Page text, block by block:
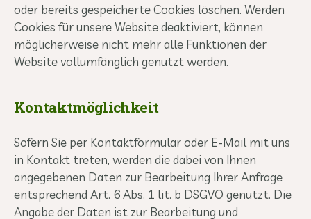
oder bereits gespeicherte Cookies löschen. Werden
Cookies für unsere Website deaktiviert, können
möglicherweise nicht mehr alle Funktionen der
Website vollumfänglich genutzt werden.
Kontaktmöglichkeit
Sofern Sie per Kontaktformular oder E-Mail mit uns
in Kontakt treten, werden die dabei von Ihnen
angegebenen Daten zur Bearbeitung Ihrer Anfrage
entsprechend Art. 6 Abs. 1 lit. b DSGVO genutzt. Die
Angabe der Daten ist zur Bearbeitung und